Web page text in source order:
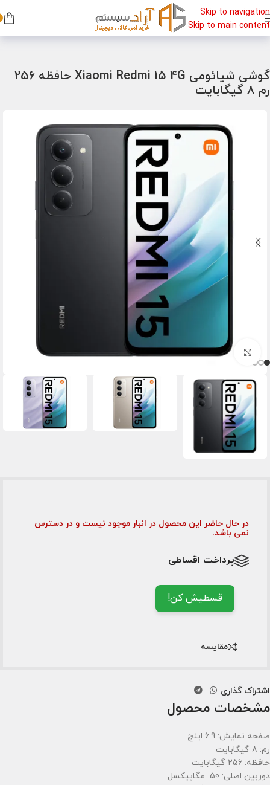
Skip to navigation
Skip to main content
خانه/گوشی/ گوشی شیائومی
گوشی شیائومی Xiaomi Redmi 15 4G حافظه 256
رم 8 گیگابایت
برای بزرگنمایی کلیک کنید
در حال حاضر این محصول در انبار موجود نیست و در دسترس
نمی باشد.
پرداخت اقساطی
قسطیش کن!
مقایسه
اشتراک گذاری
مشخصات محصول
صفحه نمایش: 6.9 اینچ
رم: 8 گیگابایت
حافظه: 256 گیگابایت
دوربین اصلی: 50 مگاپیکسل